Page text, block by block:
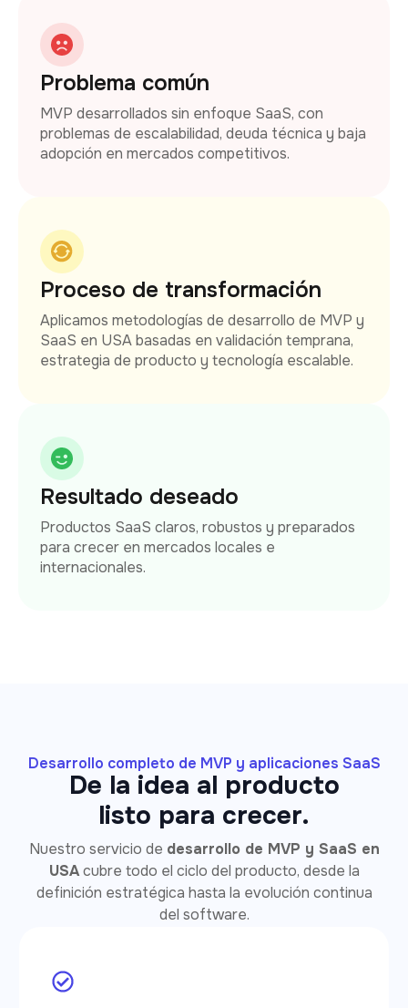
Problema común
MVP desarrollados sin enfoque SaaS, con
problemas de escalabilidad, deuda técnica y baja
adopción en mercados competitivos.
Proceso de transformación
Aplicamos metodologías de desarrollo de MVP y
SaaS en USA basadas en validación temprana,
estrategia de producto y tecnología escalable.
Resultado deseado
Productos SaaS claros, robustos y preparados
para crecer en mercados locales e
internacionales.
Desarrollo completo de MVP y aplicaciones SaaS
De la idea al producto
listo para crecer.
Nuestro servicio de desarrollo de MVP y SaaS en
USAcubre todo el ciclo del producto, desde la
definición estratégica hasta la evolución continua
del software.